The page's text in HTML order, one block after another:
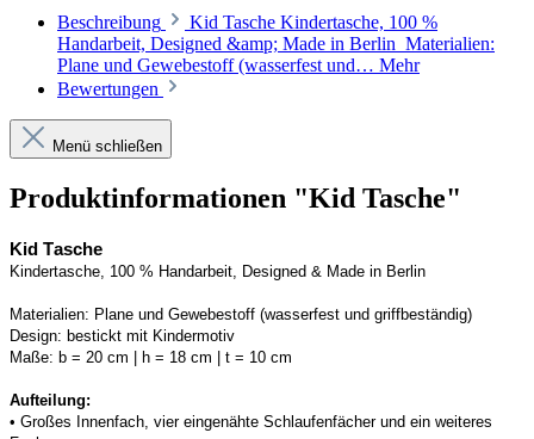
Beschreibung
Kid Tasche Kindertasche, 100 %
Handarbeit, Designed &amp; Made in Berlin Materialien:
Plane und Gewebestoff (wasserfest und… Mehr
Bewertungen
Menü schließen
Produktinformationen "Kid Tasche"
Kid Tasche
Kindertasche, 100 % Handarbeit, Designed & Made in Berlin
Materialien: Plane und Gewebestoff (wasserfest und griffbeständig)
Design: bestickt mit Kindermotiv
Maße: b = 20 cm | h = 18 cm | t = 10 cm
Aufteilung:
• Großes Innenfach, vier eingenähte Schlaufenfächer und ein weiteres